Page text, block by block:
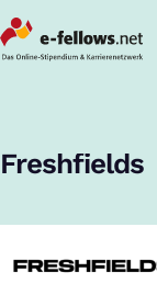
Freshfields